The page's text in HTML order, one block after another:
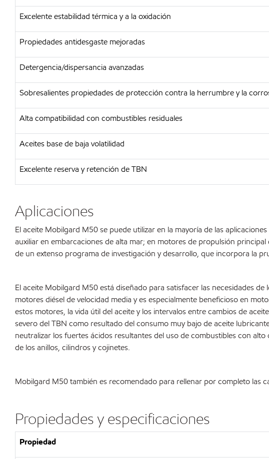
Excelente estabilidad térmica y a la oxidación
Propiedades antidesgaste mejoradas
Detergencia/dispersancia avanzadas
Sobresalientes propiedades de protección contra la herrumbre y la
Alta compatibilidad con combustibles residuales
Aceites base de baja volatilidad
Excelente reserva y retención de TBN
Aplicaciones
El aceite Mobilgard M50 se puede utilizar en la mayoría de las
auxiliar en embarcaciones de alta mar; en motores de propulsión
de un extenso programa de investigación y desarrollo, que incorpora la
El aceite Mobilgard M50 está diseñado para satisfacer las necesidades
motores diésel de velocidad media y es especialmente beneficioso en
estos motores, la vida útil del aceite y los intervalos entre cambios de
severo del TBN como resultado del consumo muy bajo de aceite
neutralizar los fuertes ácidos resultantes del uso de combustibles con
de los anillos, cilindros y cojinetes.
Mobilgard M50 también es recomendado para rellenar por completo las
Propiedades y especificaciones
Propiedad